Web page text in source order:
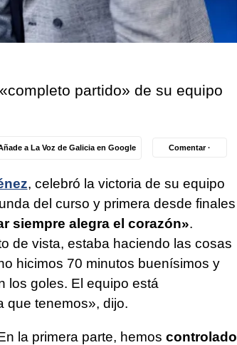
partido» de su equipo
a La Voz de Galicia en Google Comentar ·
, celebró la victoria de su equipo
del curso y primera desde finales
siempre alegra el corazón».
de vista, estaba haciendo las cosas
hicimos 70 minutos buenísimos y
los goles. El equipo está
que tenemos», dijo.
la primera parte, hemos controlado